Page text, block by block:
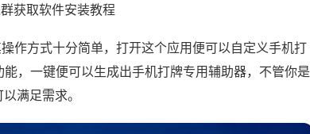
获取软件安装教程
作方式十分简单，打开这个应用便可以自定义手机打
，一键便可以生成出手机打牌专用辅助器，不管你是
满足需求。